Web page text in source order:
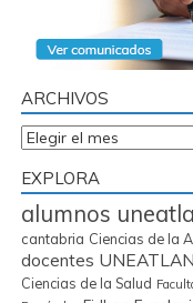
ARCHIVOS
Archivos
EXPLORA
alumnos
cantabria Ciencias de la
docentes
Ciencias de la Salud